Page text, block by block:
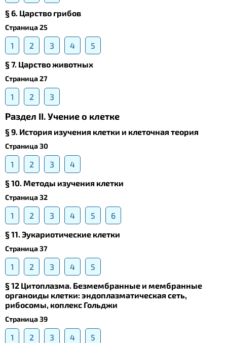
§ 6. Царство грибов
Страница 25
1 2 3 4
5
§ 7. Царство животных
Страница 27
1 2 3
Раздел II. Учение о клетке
§ 9. История изучения клетки и клеточная теория
Страница 30
1 2 3
4
§ 10. Методы изучения клетки
Страница 32
1 2 3 4 5
6
§ 11. Эукариотические клетки
Страница 37
1 2 3 4
5
§ 12 Цитоплазма. Безмембранные и мембранные
органоиды клетки: эндоплазматическая сеть,
рибосомы, коплекс Гольджи
Страница 39
1 2 3 4
5